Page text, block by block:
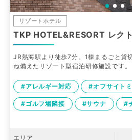
リゾートホテル
TKP HOTEL&RESORT レク
JR熱海駅より徒歩7分。1棟まるごと貸
ね備えたリゾート型宿泊研修施設です。
#アレルギー対応 #オフサイト
#ゴルフ場隣接 #サウナ #
エリア